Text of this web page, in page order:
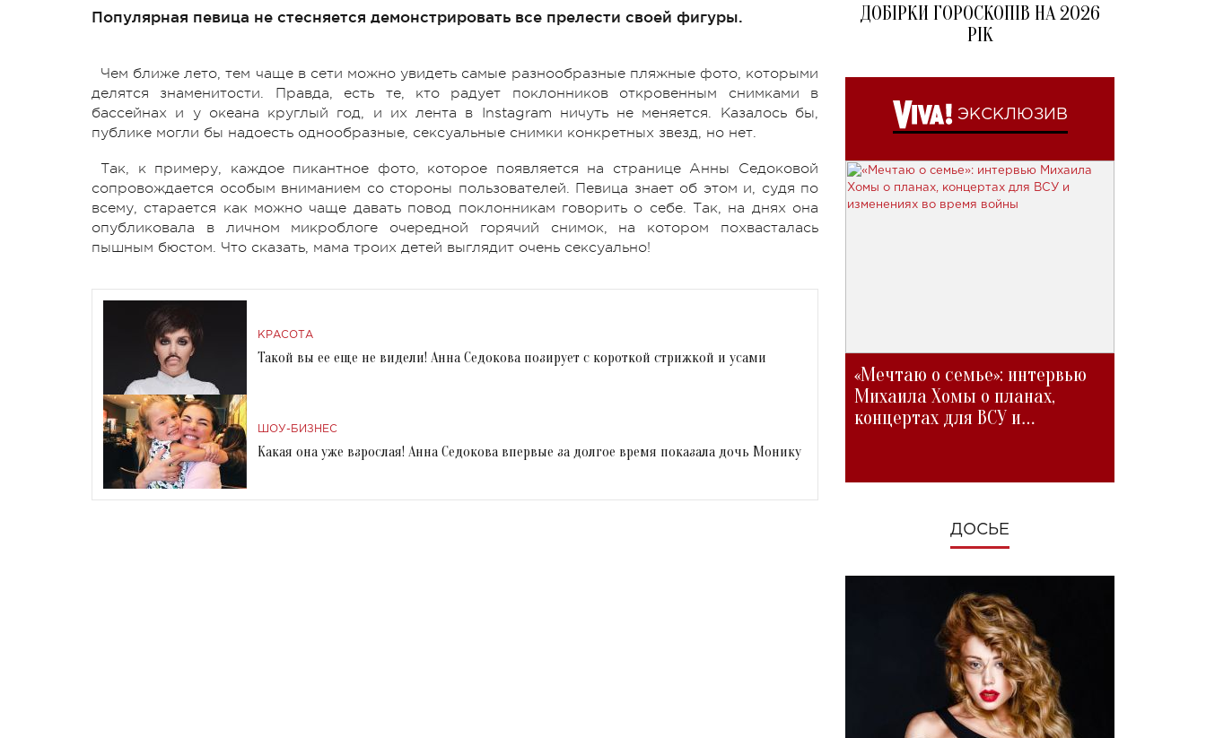
Популярная певица не стесняется демонстрировать все прелести своей фигуры.
Чем ближе лето, тем чаще в сети можно увидеть самые разнообразные пляжные фото, которыми
делятся знаменитости. Правда, есть те, кто радует поклонников откровенным снимками в
бассейнах и у океана круглый год, и их лента в Instagram ничуть не меняется. Казалось бы,
публике могли бы надоесть однообразные, сексуальные снимки конкретных звезд, но нет.
Так, к примеру, каждое пикантное фото, которое появляется на странице Анны Седоковой
сопровождается особым вниманием со стороны пользователей. Певица знает об этом и, судя по
всему, старается как можно чаще давать повод поклонникам говорить о себе. Так, на днях она
опубликовала в личном микроблоге очередной горячий снимок, на котором похвасталась
пышным бюстом. Что сказать, мама троих детей выглядит очень сексуально!
КРАСОТА
Такой вы ее еще не видели! Анна Седокова позирует с короткой стрижкой и усами
ШОУ-БИЗНЕС
Какая она уже взрослая! Анна Седокова впервые за долгое время показала дочь Монику
ДОБІРКИ ГОРОСКОПІВ НА 2026
РІК
ЭКСКЛЮЗИВ
«Мечтаю о семье»: интервью
Михаила Хомы о планах,
концертах для ВСУ и
ДОСЬЕ